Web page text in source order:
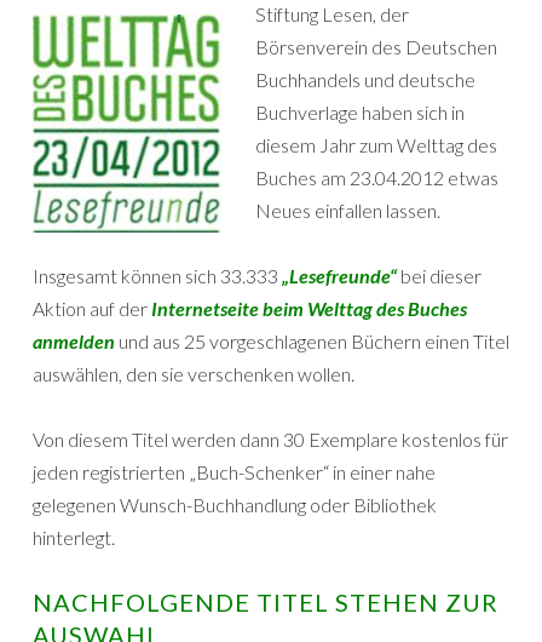
Stiftung Lesen, der
Börsenverein des Deutschen
Buchhandels und deutsche
Buchverlage haben sich in
diesem Jahr zum Welttag des
Buches am 23.04.2012 etwas
Neues einfallen lassen.
Insgesamt können sich 33.333 „Lesefreunde“bei dieser
Aktion auf der Internetseite beim Welttag des Buches
anmelden und aus 25 vorgeschlagenen Büchern einen Titel
auswählen, den sie verschenken wollen.
Von diesem Titel werden dann 30 Exemplare kostenlos für
jeden registrierten „Buch-Schenker“ in einer nahe
gelegenen Wunsch-Buchhandlung oder Bibliothek
hinterlegt.
NACHFOLGENDE TITEL STEHEN ZUR
AUSWAHL